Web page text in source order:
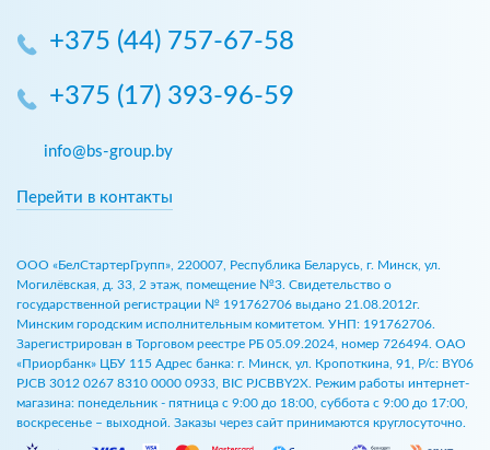
+375 (44) 757-67-58
+375 (17) 393-96-59
info@bs-group.by
Перейти в контакты
ООО «БелСтартерГрупп», 220007, Республика Беларусь, г. Минск, ул.
Могилёвская, д. 33, 2 этаж, помещение №3. Свидетельство о
государственной регистрации № 191762706 выдано 21.08.2012г.
Минским городским исполнительным комитетом. УНП: 191762706.
Зарегистрирован в Торговом реестре РБ 05.09.2024, номер 726494. ОАО
«Приорбанк» ЦБУ 115 Адрес банка: г. Минск, ул. Кропоткина, 91, Р/с: BY06
PJCB 3012 0267 8310 0000 0933, BIC PJCBBY2X. Режим работы интернет-
магазина: понедельник - пятница с 9:00 до 18:00, суббота с 9:00 до 17:00,
воскресенье – выходной. Заказы через сайт принимаются круглосуточно.